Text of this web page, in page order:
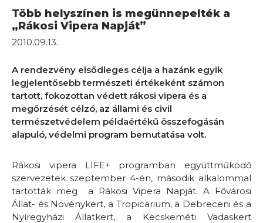
Több helyszínen is megünnepelték a
„Rákosi Vipera Napját”
2010.09.13.
A rendezvény elsődleges célja a hazánk egyik
legjelentősebb természeti értékeként számon
tartott, fokozottan védett rákosi vipera és a
megőrzését célzó, az állami és civil
természetvédelem példaértékű összefogásán
alapuló, védelmi program bemutatása volt.
Rákosi vipera LIFE+ programban együttműködő
szervezetek szeptember 4-én, második alkalommal
tartották meg
a Rákosi Vipera Napját. A Fővárosi
Állat- és Növénykert, a Tropicarium, a Debreceni és a
Nyíregyházi Állatkert, a Kecskeméti Vadaskert